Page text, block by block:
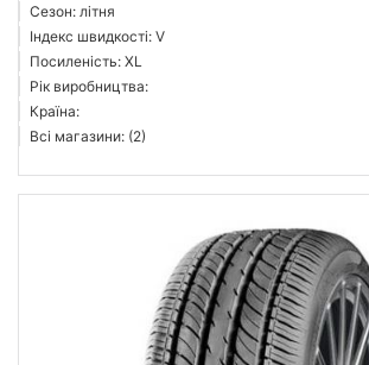
Сезон: літня
Індекс швидкості: V
Посиленість: XL
Рік виробництва:
Країна:
Всі магазини: (2)